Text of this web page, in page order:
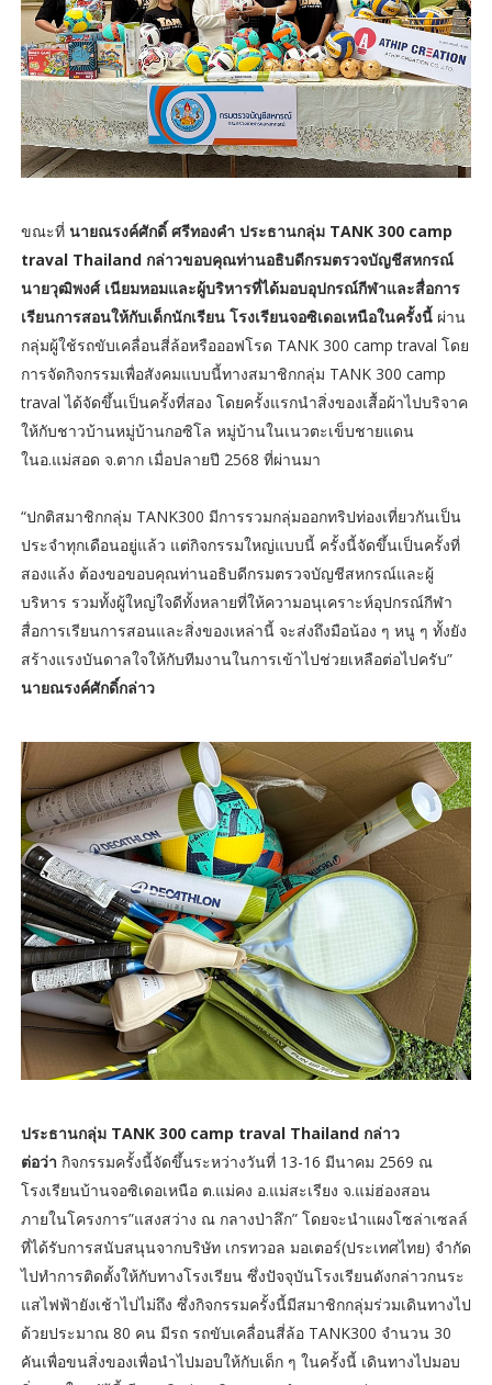
ขณะที่นายณรงค์ศักดิ์ ศรีทองคำ ประธานกลุ่ม TANK 300 camp
traval Thailand กล่าวขอบคุณท่านอธิบดีกรมตรวจบัญชีสหกรณ์
นายวุฒิพงศ์ เนียมหอมและผู้บริหารที่ได้มอบอุปกรณ์กีฬาและสื่อการ
เรียนการสอนให้กับเด็กนักเรียน โรงเรียนจอซิเดอเหนือในครั้งนี้ผ่าน
กลุ่มผู้ใช้รถขับเคลื่อนสี่ล้อหรือออฟโรด TANK 300 camp traval โดย
การจัดกิจกรรมเพื่อสังคมแบบนี้ทางสมาชิกกลุ่ม TANK 300 camp
traval ได้จัดขึ้นเป็นครั้งที่สอง โดยครั้งแรกนำสิ่งของเสื้อผ้าไปบริจาค
ให้กับชาวบ้านหมู่บ้านกอซิโล หมู่บ้านในเนวตะเข็บชายแดน
ในอ.แม่สอด จ.ตาก เมื่อปลายปี 2568 ที่ผ่านมา
“ปกติสมาชิกกลุ่ม TANK300 มีการรวมกลุ่มออกทริปท่องเที่ยวกันเป็น
ประจำทุกเดือนอยู่แล้ว แต่กิจกรรมใหญ่แบบนี้ ครั้งนี้จัดขึ้นเป็นครั้งที่
สองแล้ง ต้องขอขอบคุณท่านอธิบดีกรมตรวจบัญชีสหกรณ์และผู้
บริหาร รวมทั้งผู้ใหญ่ใจดีทั้งหลายที่ให้ความอนุเคราะห์อุปกรณ์กีฬา
สื่อการเรียนการสอนและสิ่งของเหล่านี้ จะส่งถึงมือน้อง ๆ หนู ๆ ทั้งยัง
สร้างแรงบันดาลใจให้กับทีมงานในการเข้าไปช่วยเหลือต่อไปครับ”
นายณรงค์ศักดิ์กล่าว
ประธานกลุ่ม TANK 300 camp traval Thailand กล่าว
ต่อว่า กิจกรรมครั้งนี้จัดขึ้นระหว่างวันที่ 13-16 มีนาคม 2569 ณ
โรงเรียนบ้านจอซิเดอเหนือ ต.แม่คง อ.แม่สะเรียง จ.แม่ฮ่องสอน
ภายในโครงการ”แสงสว่าง ณ กลางป่าลึก” โดยจะนำแผงโซล่าเซลล์
ที่ได้รับการสนับสนุนจากบริษัท เกรทวอล มอเตอร์(ประเทศไทย) จำกัด
ไปทำการติดตั้งให้กับทางโรงเรียน ซึ่งปัจจุบันโรงเรียนดังกล่าวกนระ
แสไฟฟ้ายังเช้าไปไม่ถึง ซึ่งกิจกรรมครั้งนี้มีสมาชิกกลุ่มร่วมเดินทางไป
ด้วยประมาณ 80 คน มีรถ รถขับเคลื่อนสี่ล้อ TANK300 จำนวน 30
คันเพื่อขนสิ่งของเพื่อนำไปมอบให้กับเด็ก ๆ ในครั้งนี้ เดินทางไปมอบ